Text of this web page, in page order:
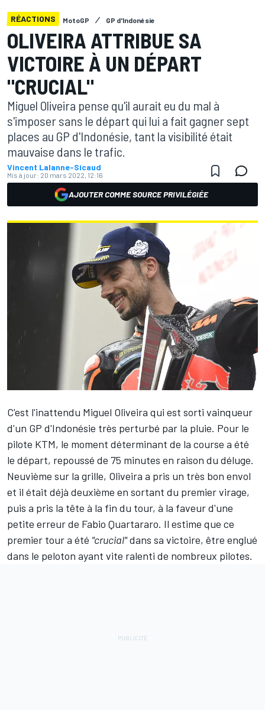
RÉACTIONS MotoGP GP d'Indonésie
OLIVEIRA ATTRIBUE SA
VICTOIRE À UN DÉPART
"CRUCIAL"
Miguel Oliveira pense qu'il aurait eu du mal à
s'imposer sans le départ qui lui a fait gagner sept
places au GP d'Indonésie, tant la visibilité était
mauvaise dans le trafic.
Vincent Lalanne-Sicaud
Mis à jour: 20 mars 2022, 12:16
AJOUTER COMME SOURCE PRIVILÉGIÉE
C'est l'inattendu Miguel Oliveira qui est sorti vainqueur
d'un GP d'Indonésie très perturbé par la pluie. Pour le
pilote KTM, le moment déterminant de la course a été
le départ, repoussé de 75 minutes en raison du déluge.
Neuvième sur la grille, Oliveira a pris un très bon envol
et il était déjà deuxième en sortant du premier virage,
puis a pris la tête à la fin du tour, à la faveur d'une
petite erreur de Fabio Quartararo. Il estime que ce
premier tour a été "crucial"dans sa victoire, être englué
dans le peloton ayant vite ralenti de nombreux pilotes.